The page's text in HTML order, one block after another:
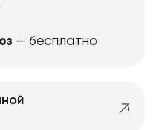
— бесплатно